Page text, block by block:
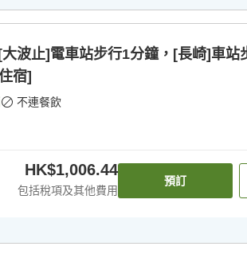
波止]電車站步行1分鐘，[長崎]車站
宿]
不連餐飲
HK$1,006.44
包括稅項及其他費用
預訂